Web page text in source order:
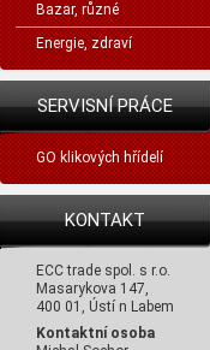
Bazar, různé
Energie, zdraví
SERVISNÍ PRÁCE
GO klikových hřídelí
KONTAKT
ECC trade spol. s r.o.
Masarykova 147,
400 01, Ústí n Labem
Kontaktní osoba